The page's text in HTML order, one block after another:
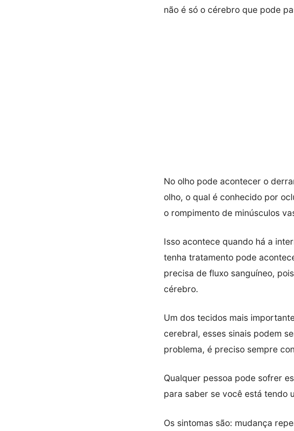
não é só o cérebro que pode
No olho pode acontecer o
olho, o qual é conhecido por
o rompimento de minúsculos
Isso acontece quando há a
tenha tratamento pode
precisa de fluxo sanguíneo,
cérebro.
Um dos tecidos mais
cerebral, esses sinais podem
problema, é preciso sempre
Qualquer pessoa pode sofrer
para saber se você está tendo
Os sintomas são: mudança